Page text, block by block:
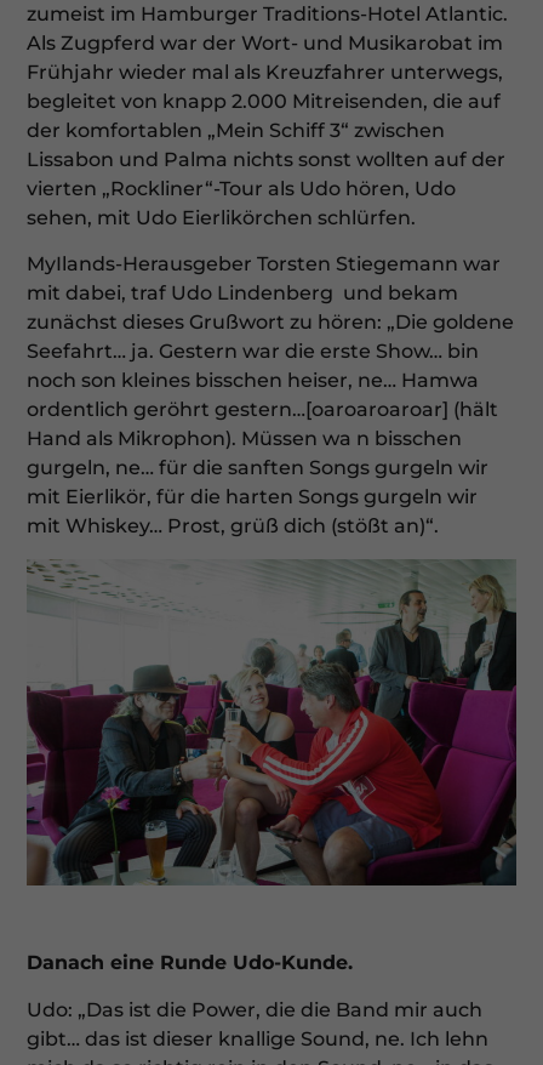
zumeist im Hamburger Traditions-Hotel Atlantic.
Als Zugpferd war der Wort- und Musikarobat im
Frühjahr wieder mal als Kreuzfahrer unterwegs,
begleitet von knapp 2.000 Mitreisenden, die auf
der komfortablen „Mein Schiff 3“ zwischen
Lissabon und Palma nichts sonst wollten auf der
vierten „Rockliner“-Tour als Udo hören, Udo
sehen, mit Udo Eierlikörchen schlürfen.
MyIlands-Herausgeber Torsten Stiegemann war
mit dabei, traf Udo Lindenberg und bekam
zunächst dieses Grußwort zu hören: „Die goldene
Seefahrt… ja. Gestern war die erste Show… bin
noch son kleines bisschen heiser, ne… Hamwa
ordentlich geröhrt gestern…[oaroaroaroar] (hält
Hand als Mikrophon). Müssen wa n bisschen
gurgeln, ne… für die sanften Songs gurgeln wir
mit Eierlikör, für die harten Songs gurgeln wir
mit Whiskey… Prost, grüß dich (stößt an)“.
Danach eine Runde Udo-Kunde.
Udo: „Das ist die Power, die die Band mir auch
gibt… das ist dieser knallige Sound, ne. Ich lehn